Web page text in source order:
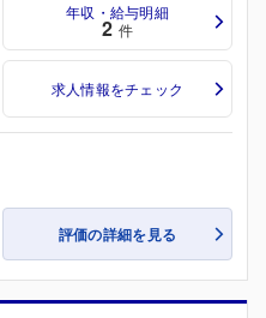
年収・給与明細
2 件
求人情報をチェック
評価の詳細を見る